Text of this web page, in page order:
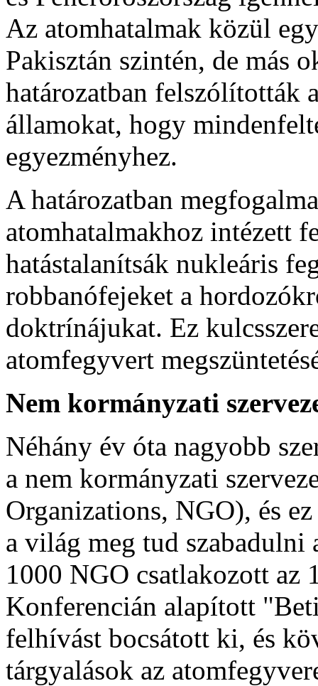
Az atomhatalmak közül
Pakisztán szintén, de más
határozatban felszólították
államokat, hogy
egyezményhez.
A határozatban
atomhatalmakhoz intézett
hatástalanítsák nukleáris
robbanófejeket a
doktrínájukat. Ez
atomfegyvert
Nem kormányzati
Néhány év óta nagyobb
a nem kormányzati
Organizations, NGO), és
a világ meg tud
1000 NGO csatlakozott az
Konferencián alapított
felhívást bocsátott ki, és
tárgyalások az